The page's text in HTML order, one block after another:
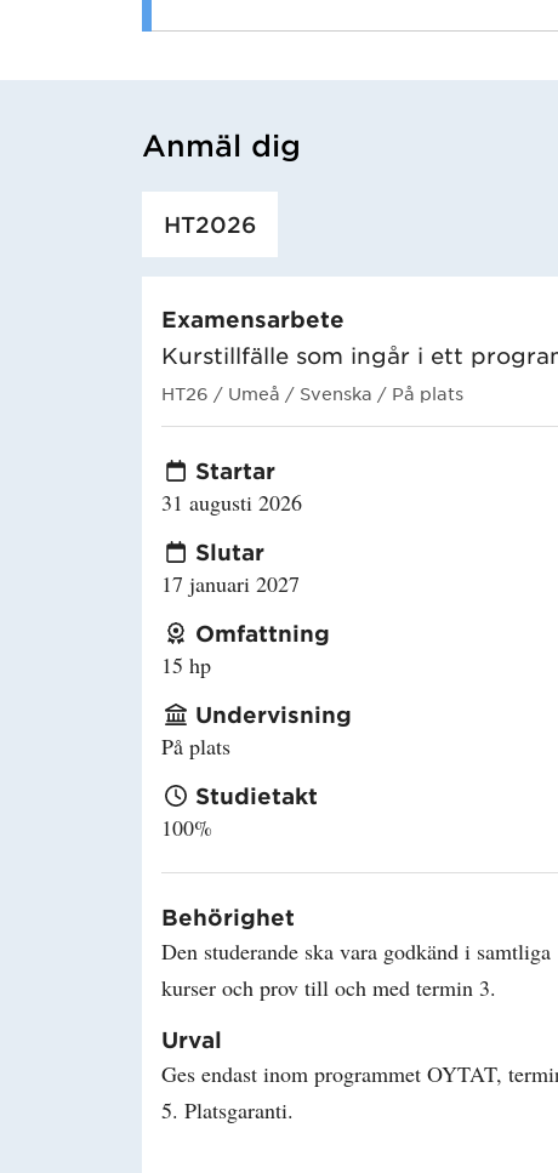
Anmäl dig
HT2026
Examensarbete
Kurstillfälle som ingår i ett
HT26 / Umeå / Svenska / På plats
Startar
31 augusti 2026
Slutar
17 januari 2027
Omfattning
15 hp
Undervisning
På plats
Studietakt
100%
Behörighet
Den studerande ska vara godkänd i samtliga
kurser och prov till och med termin 3.
Urval
Ges endast inom programmet OYTAT,
5. Platsgaranti.